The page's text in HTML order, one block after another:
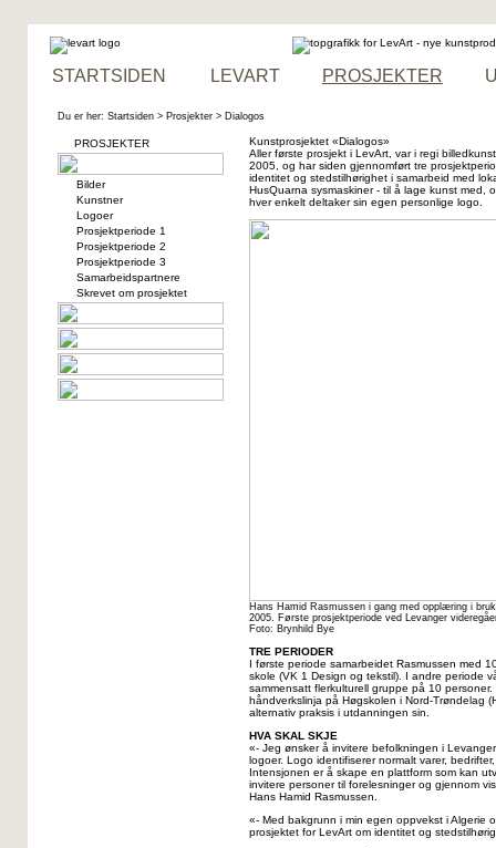
STARTSIDEN LEVART PROSJEKTER
Du er her: Startsiden > Prosjekter > Dialogos
PROSJEKTER
Bilder
Kunstner
Logoer
Prosjektperiode 1
Prosjektperiode 2
Prosjektperiode 3
Samarbeidspartnere
Skrevet om prosjektet
Kunstprosjektet «Dialogos»
Aller første prosjekt i LevArt, var i regi
2005, og har siden gjennomført tre
identitet og stedstilhørighet i samarbeid med
HusQuarna sysmaskiner - til å lage kunst med,
hver enkelt deltaker sin egen personlige logo.
Hans Hamid Rasmussen i gang med opplæring i
2005. Første prosjektperiode ved Levanger
Foto: Brynhild Bye
TRE PERIODER
I første periode samarbeidet Rasmussen med
skole (VK 1 Design og tekstil). I andre periode
sammensatt flerkulturell gruppe på 10
håndverkslinja på Høgskolen i Nord-Trøndelag
alternativ praksis i utdanningen sin.
HVA SKAL SKJE
«- Jeg ønsker å invitere befolkningen i
logoer. Logo identifiserer normalt varer,
Intensjonen er å skape en plattform som kan
invitere personer til forelesninger og gjennom
Hans Hamid Rasmussen.
«- Med bakgrunn i min egen oppvekst i Algerie
prosjektet for LevArt om identitet og